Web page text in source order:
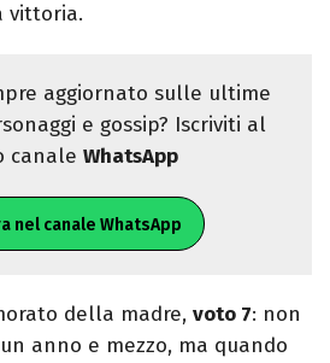
vittoria.
aggiornato sulle ultime
e gossip? Iscriviti al
canale WhatsApp
nel canale WhatsApp
della madre, voto 7: non
anno e mezzo, ma quando